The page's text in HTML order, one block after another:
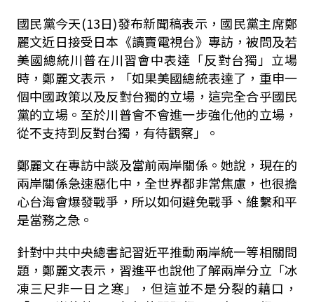
國民黨今天(13日)發布新聞稿表示，國民黨主席鄭
麗文近日接受日本《讀賣電視台》專訪，被問及若
美國總統川普在川習會中表達「反對台獨」立場
時，鄭麗文表示，「如果美國總統表達了，重申一
個中國政策以及反對台獨的立場，這完全合乎國民
黨的立場。至於川普會不會進一步強化他的立場，
從不支持到反對台獨，有待觀察」。
鄭麗文在專訪中談及當前兩岸關係。她說，現在的
兩岸關係急速惡化中，全世界都非常焦慮，也很擔
心台海會爆發戰爭，所以如何避免戰爭、維繫和平
是當務之急。
針對中共中央總書記習近平推動兩岸統一等相關問
題，鄭麗文表示，習進平也說他了解兩岸分立「冰
凍三尺非一日之寒」，但這並不是分裂的藉口，